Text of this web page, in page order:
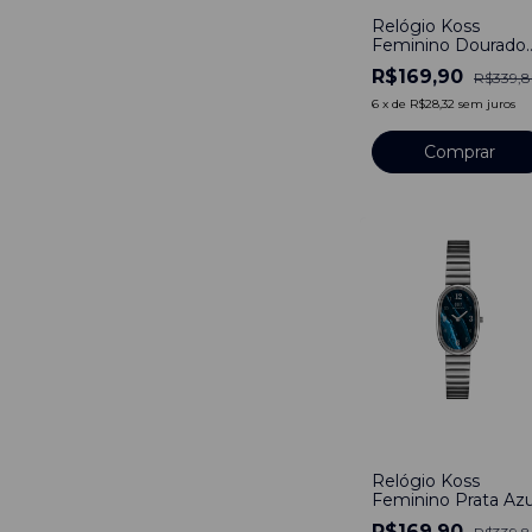
Relógio Koss
Feminino Dourado
Verde Falésia
R$169,90
6 x de R$28,32 sem juros
Relógio Koss
Feminino Prata
Falésia